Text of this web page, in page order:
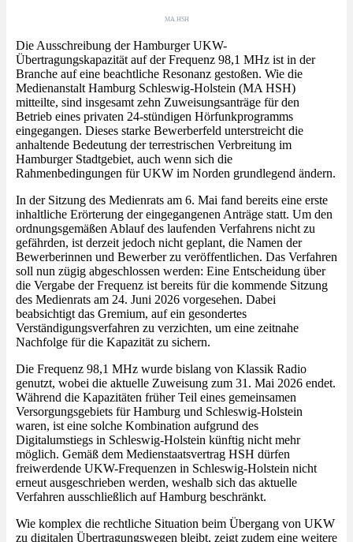
MA HSH
Die Ausschreibung der Hamburger UKW-
Übertragungskapazität auf der Frequenz 98,1 MHz ist in der
Branche auf eine beachtliche Resonanz gestoßen. Wie die
Medienanstalt Hamburg Schleswig-Holstein (MA HSH)
mitteilte, sind insgesamt zehn Zuweisungsanträge für den
Betrieb eines privaten 24-stündigen Hörfunkprogramms
eingegangen. Dieses starke Bewerberfeld unterstreicht die
anhaltende Bedeutung der terrestrischen Verbreitung im
Hamburger Stadtgebiet, auch wenn sich die
Rahmenbedingungen für UKW im Norden grundlegend ändern.
In der Sitzung des Medienrats am 6. Mai fand bereits eine erste
inhaltliche Erörterung der eingegangenen Anträge statt. Um den
ordnungsgemäßen Ablauf des laufenden Verfahrens nicht zu
gefährden, ist derzeit jedoch nicht geplant, die Namen der
Bewerberinnen und Bewerber zu veröffentlichen. Das Verfahren
soll nun zügig abgeschlossen werden: Eine Entscheidung über
die Vergabe der Frequenz ist bereits für die kommende Sitzung
des Medienrats am 24. Juni 2026 vorgesehen. Dabei
beabsichtigt das Gremium, auf ein gesondertes
Verständigungsverfahren zu verzichten, um eine zeitnahe
Nachfolge für die Kapazität zu sichern.
Die Frequenz 98,1 MHz wurde bislang von Klassik Radio
genutzt, wobei die aktuelle Zuweisung zum 31. Mai 2026 endet.
Während die Kapazitäten früher Teil eines gemeinsamen
Versorgungsgebiets für Hamburg und Schleswig-Holstein
waren, ist eine solche Kombination aufgrund des
Digitalumstiegs in Schleswig-Holstein künftig nicht mehr
möglich. Gemäß dem Medienstaatsvertrag HSH dürfen
freiwerdende UKW-Frequenzen in Schleswig-Holstein nicht
erneut ausgeschrieben werden, weshalb sich das aktuelle
Verfahren ausschließlich auf Hamburg beschränkt.
Wie komplex die rechtliche Situation beim Übergang von UKW
zu digitalen Übertragungswegen bleibt, zeigt zudem eine weitere